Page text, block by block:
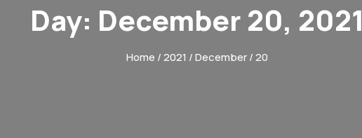
Day: December 20, 2021
Home /2021 /December/ 20